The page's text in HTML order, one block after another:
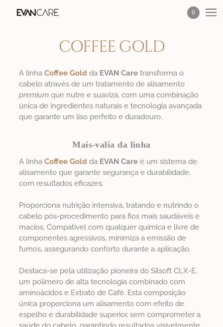
0
COFFEE GOLD
A linhaCoffee Gold da EVAN Care transforma o
cabelo através de um tratamento de alisamento
premium que nutre e suaviza, com uma combinação
única de ingredientes naturais e tecnologia avançada
que garante um liso perfeito e duradouro.
Mais-valia da linha
A linhaCoffee Gold da EVAN Care é um sistema de
alisamento que garante segurança e durabilidade,
com resultados eficazes.
Proporciona nutrição intensiva, tratando e nutrindo o
cabelo pós-procedimento para fios mais saudáveis e
macios. Compatível com qualquer química e livre de
componentes agressivos, minimiza a emissão de
fumos, assegurando conforto durante a aplicação.
Destaca-se pela utilização pioneira do Silsoft CLX-E,
um polímero de alta tecnologia combinado com
aminoácidos e Extrato de Café. Esta composição
única proporciona um alisamento com efeito de
espelho e durabilidade superior, sem comprometer a